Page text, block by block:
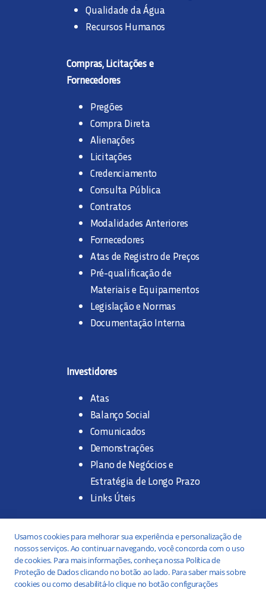
Qualidade da Água
Recursos Humanos
Compras, Licitações e
Fornecedores
Pregões
Compra Direta
Alienações
Licitações
Credenciamento
Consulta Pública
Contratos
Modalidades Anteriores
Fornecedores
Atas de Registro de Preços
Pré-qualificação de
Materiais e Equipamentos
Legislação e Normas
Documentação Interna
Investidores
Atas
Balanço Social
Comunicados
Demonstrações
Plano de Negócios e
Estratégia de Longo Prazo
Links Úteis
Trabalhe na SANASA
Concurso Público
Estágio
Usamos cookies para melhorar sua experiência e personalização de
nossos serviços. Ao continuar navegando, você concorda com o uso
de cookies. Para mais informações, conheça nossa Política de
Proteção de Dados clicando no botão ao lado. Para saber mais sobre
cookies ou como desabilitá-lo clique no botão configurações